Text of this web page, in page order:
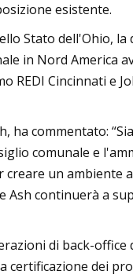
esistente.
Stato dell'Ohio, la
in Nord America
REDI Cincinnati e
ha commentato:
comunale e
un ambiente
continuerà a
di back-office
dei